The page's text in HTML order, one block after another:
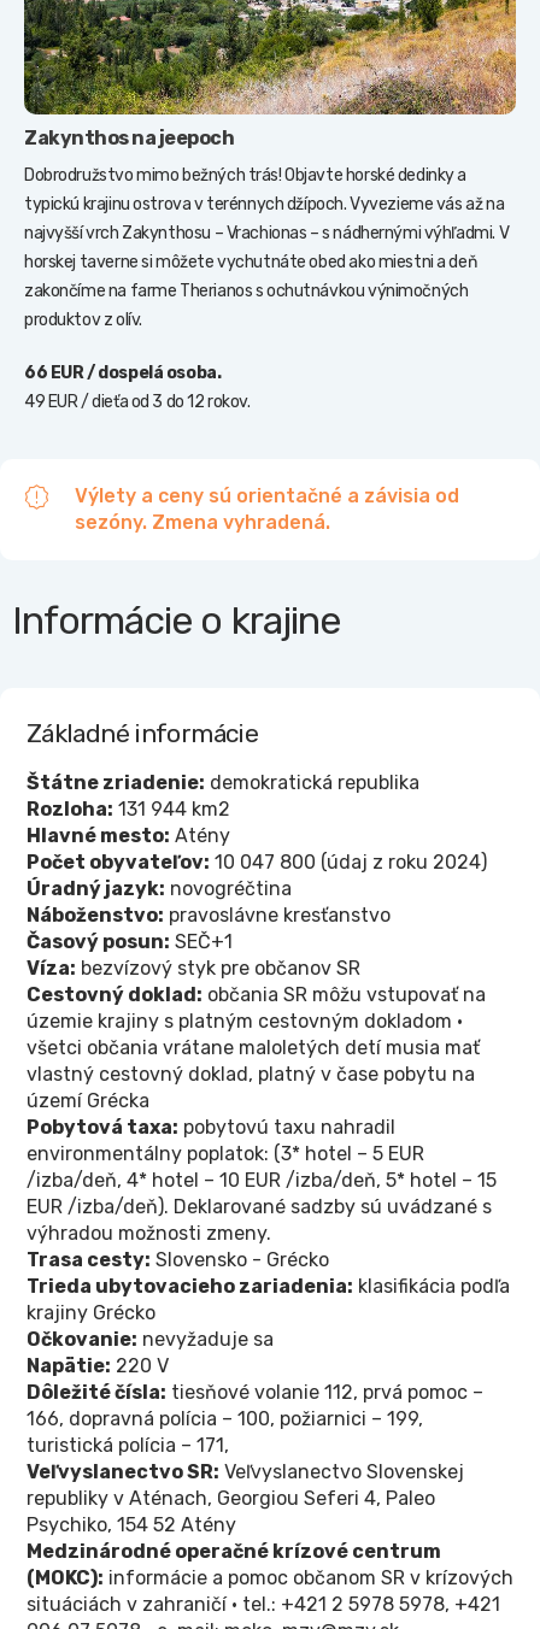
Zakynthos na jeepoch
Dobrodružstvo mimo bežných trás! Objavte horské dedinky a
typickú krajinu ostrova v terénnych džípoch. Vyvezieme vás až na
najvyšší vrch Zakynthosu – Vrachionas – s nádhernými výhľadmi. V
horskej taverne si môžete vychutnáte obed ako miestni a deň
zakončíme na farme Therianos s ochutnávkou výnimočných
produktov z olív.
66 EUR / dospelá osoba.
49 EUR / dieťa od 3 do 12 rokov.
Výlety a ceny sú orientačné a závisia od
sezóny. Zmena vyhradená.
Informácie o krajine
Základné informácie
Štátne zriadenie: demokratická republika
Rozloha: 131 944 km2
Hlavné mesto: Atény
Počet obyvateľov: 10 047 800 (údaj z roku 2024)
Úradný jazyk: novogréčtina
Náboženstvo: pravoslávne kresťanstvo
Časový posun: SEČ+1
Víza: bezvízový styk pre občanov SR
Cestovný doklad: občania SR môžu vstupovať na
územie krajiny s platným cestovným dokladom •
všetci občania vrátane maloletých detí musia mať
vlastný cestovný doklad, platný v čase pobytu na
území Grécka
Pobytová taxa: pobytovú taxu nahradil
environmentálny poplatok: (3* hotel – 5 EUR
/izba/deň, 4* hotel – 10 EUR /izba/deň, 5* hotel – 15
EUR /izba/deň). Deklarované sadzby sú uvádzané s
výhradou možnosti zmeny.
Trasa cesty: Slovensko - Grécko
Trieda ubytovacieho zariadenia: klasifikácia podľa
krajiny Grécko
Očkovanie: nevyžaduje sa
Napätie: 220 V
Dôležité čísla: tiesňové volanie 112, prvá pomoc –
166, dopravná polícia – 100, požiarnici – 199,
turistická polícia – 171,
Veľvyslanectvo SR: Veľvyslanectvo Slovenskej
republiky v Aténach, Georgiou Seferi 4, Paleo
Psychiko, 154 52 Atény
Medzinárodné operačné krízové centrum
(MOKC): informácie a pomoc občanom SR v krízových
situáciách v zahraničí • tel.: +421 2 5978 5978, +421